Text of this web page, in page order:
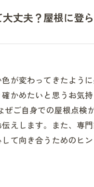
丈夫？屋根に登
が変わってきたよう
かめたいと思うお気
ご自身での屋根点
えします。また、専
て向き合うためのヒン